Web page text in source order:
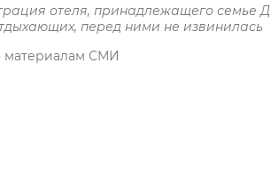
отеля, принадлежащего семье
перед ними не извинилась
материалам СМИ